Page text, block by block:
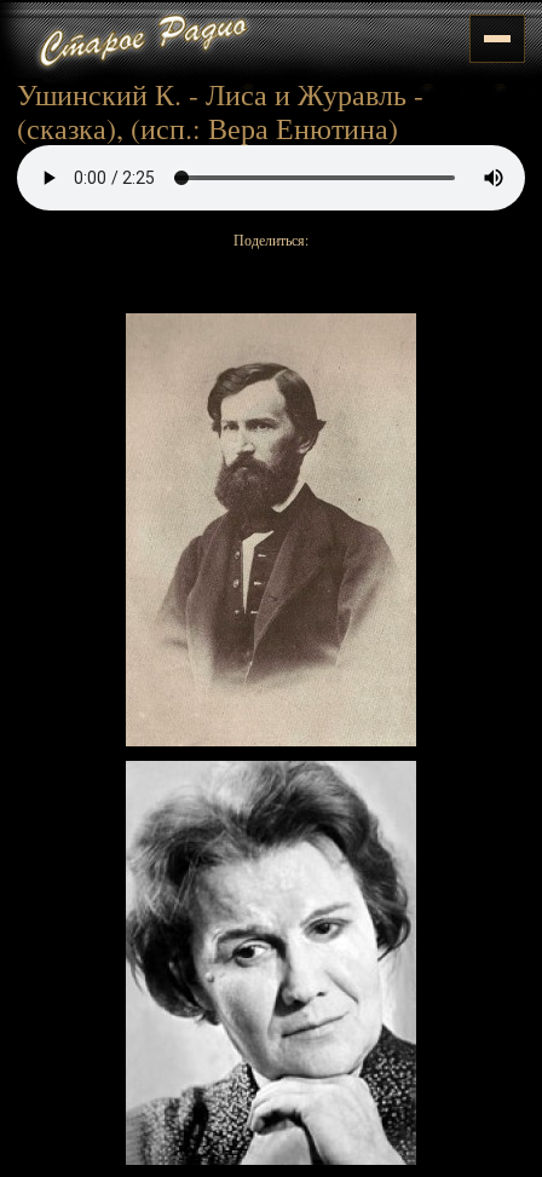
Ушинский К. - Лиса и Журавль -
(сказка), (исп.: Вера Енютина)
Поделиться: